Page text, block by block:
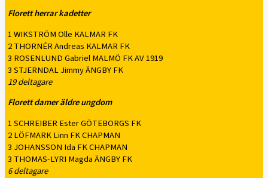
Florett herrar kadetter
1 WIKSTRÖM Olle KALMAR FK
2 THORNÉR Andreas KALMAR FK
3 ROSENLUND Gabriel MALMÖ FK AV 1919
3 STJERNDAL Jimmy ÄNGBY FK
19 deltagare
Florett damer äldre ungdom
1 SCHREIBER Ester GÖTEBORGS FK
2 LÖFMARK Linn FK CHAPMAN
3 JOHANSSON Ida FK CHAPMAN
3 THOMAS-LYRI Magda ÄNGBY FK
6 deltagare